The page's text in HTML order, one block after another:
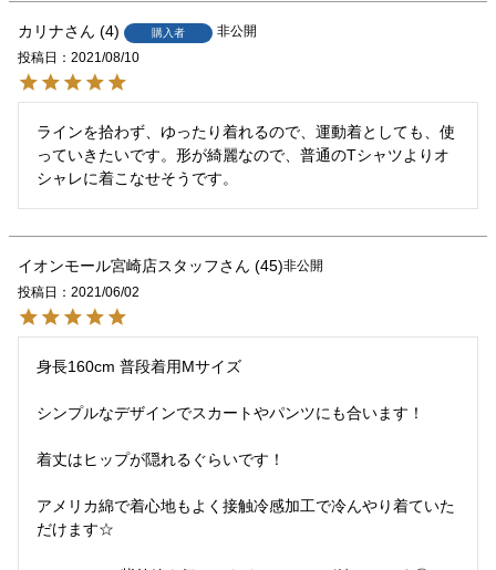
カリナ 4 購入者
非公開
投稿日
2021/08/10
ラインを拾わず、ゆったり着れるので、運動着としても、使
っていきたいです。形が綺麗なので、普通のTシャツよりオ
シャレに着こなせそうです。
イオンモール宮崎店スタッフ 45 非公開
投稿日
2021/06/02
身長160cm 普段着用Mサイズ
シンプルなデザインでスカートやパンツにも合います！
着丈はヒップが隠れるぐらいです！
アメリカ綿で着心地もよく接触冷感加工で冷んやり着ていた
だけます☆